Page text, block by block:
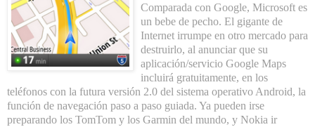
Comparada con Google, Microsoft es
un bebe de pecho. El gigante de
Internet irrumpe en otro mercado para
destruirlo, al anunciar que su
aplicación/servicio Google Maps
incluirá gratuitamente, en los
teléfonos con la futura versión 2.0 del sistema operativo Android, la
función de navegación paso a paso guiada. Ya pueden irse
preparando los TomTom y los Garmin del mundo, y Nokia ir